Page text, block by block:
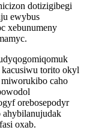
dotizigibegi
ewybus
xebunumeny
torito okyl
caho
orebosepodyr
ahybilanujudak
oxab.